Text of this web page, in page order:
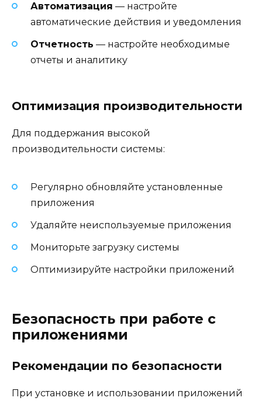
Автоматизация — настройте
автоматические действия и уведомления
Отчетность — настройте необходимые
отчеты и аналитику
Оптимизация производительности
Для поддержания высокой
производительности системы:
Регулярно обновляйте установленные
приложения
Удаляйте неиспользуемые приложения
Мониторьте загрузку системы
Оптимизируйте настройки приложений
Безопасность при работе с
приложениями
Рекомендации по безопасности
При установке и использовании приложений